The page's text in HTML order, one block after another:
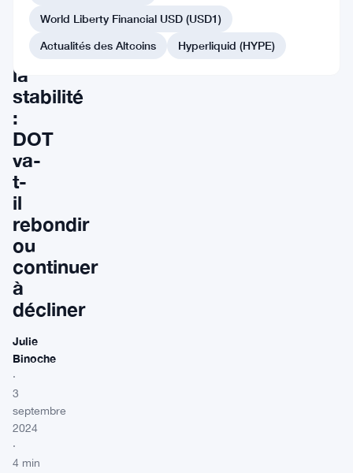
la
stabilité
:
DOT
va-
t-
il
rebondir
ou
continuer
à
décliner
Julie
Binoche
·
3
septembre
2024
·
4 min
World Liberty Financial USD (USD1)
Actualités des Altcoins
Hyperliquid (HYPE)